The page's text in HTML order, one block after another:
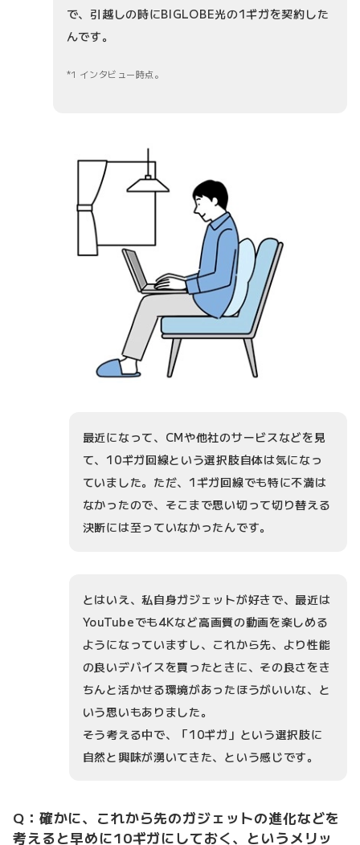
で、引越しの時にBIGLOBE光の1ギガを契約した
んです。
1 インタビュー時点。
最近になって、CMや他社のサービスなどを見
て、10ギガ回線という選択肢自体は気になっ
ていました。ただ、1ギガ回線でも特に不満は
なかったので、そこまで思い切って切り替える
決断には至っていなかったんです。
とはいえ、私自身ガジェットが好きで、最近は
YouTubeでも4Kなど高画質の動画を楽しめる
ようになっていますし、これから先、より性能
の良いデバイスを買ったときに、その良さをき
ちんと活かせる環境があったほうがいいな、と
いう思いもありました。
そう考える中で、「10ギガ」という選択肢に
自然と興味が湧いてきた、という感じです。
Q：確かに、これから先のガジェットの進化などを
考えると早めに10ギガにしておく、というメリッ